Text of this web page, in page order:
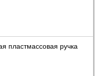
пластмассовая ручка